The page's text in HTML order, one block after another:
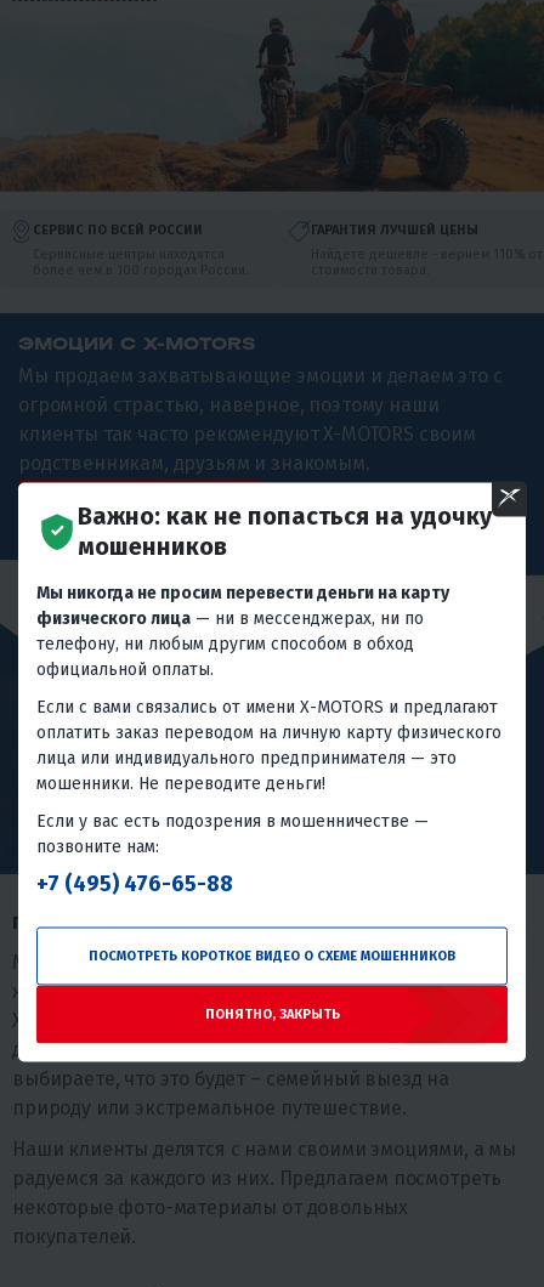
СЕРВИС ПО ВСЕЙ РОССИИ
ГАРАНТИЯ ЛУЧШЕЙ ЦЕНЫ
ЭМОЦИИ С X-MOTORS
Мы продаем захватывающие эмоции и делаем это с
огромной страстью, наверное, поэтому наши
клиенты так часто рекомендуют X-MOTORS своим
родственникам, друзьям и знакомым.
ПЕРЕЙТИ В КАТАЛОГ
ПОКОРЯЯ СТИХИИ
Мы стремимся популяризировать активный образ
жизни среди людей с самыми разными интересами. В
X-MOTORS можно приобрести технику и снаряжение
для любого вида активного спорта и отдыха. И вы сами
выбираете, что это будет – семейный выезд на
природу или экстремальное путешествие.
Наши клиенты делятся с нами своими эмоциями, а мы
радуемся за каждого из них. Предлагаем посмотреть
некоторые фото-материалы от довольных
покупателей.
Важно: как не попасться на удочку
мошенников
Мы никогда не просим перевести деньги на карту
физического лица — ни в мессенджерах, ни по
телефону, ни любым другим способом в обход
официальной оплаты.
Если с вами связались от имени X-MOTORS и предлагают
оплатить заказ переводом на личную карту физического
лица или индивидуального предпринимателя — это
мошенники. Не переводите деньги!
Если у вас есть подозрения в мошенничестве —
позвоните нам:
+7 (495) 476-65-88
ПОСМОТРЕТЬ КОРОТКОЕ ВИДЕО О СХЕМЕ МОШЕННИКОВ
ПОНЯТНО, ЗАКРЫТЬ